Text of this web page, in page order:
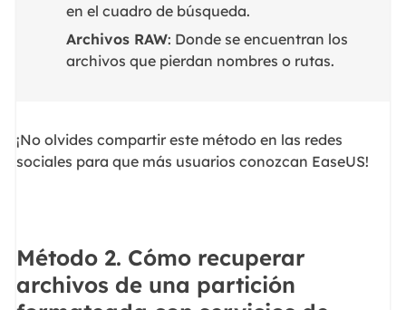
en el cuadro de búsqueda.
Archivos RAW: Donde se encuentran los
archivos que pierdan nombres o rutas.
¡No olvides compartir este método en las redes
sociales para que más usuarios conozcan EaseUS!
Método 2. Cómo recuperar
archivos de una partición